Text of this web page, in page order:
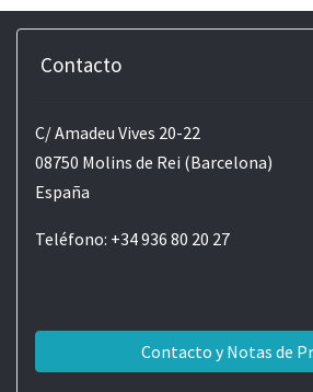
Contacto
C/ Amadeu Vives 20-22
08750 Molins de Rei (Barcelona)
España
Teléfono: +34 936 80 20 27
Contacto y Notas de